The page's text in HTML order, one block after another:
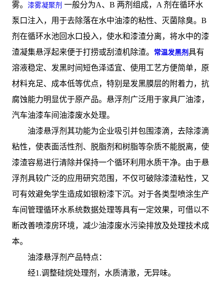
雾。 漆雾凝聚剂 一般分为A、B 两剂组成，A 剂在循环水
泵口注入，用于去除落在水中油漆的粘性、灭菌除臭。B
剂在循环水池回水口投入，使水和漆渣分离，将水中的漆
渣凝集悬浮起来便于打捞或刮渣机除渣。
常温发黑剂 具有
溶液稳定、发黑时间短色泽适宜、使用工艺方便简单，原
材料充足、成本低等优点，特别是发黑膜层的附着力，抗
腐蚀能力明显优于原产品。悬浮剂广泛用于家具厂油漆，
汽车油漆车间油漆废水处理。
油漆悬浮剂其功能为企业吸引并包围漆滴，去除漆滴
粘性，使表面活性剂、脱脂剂和树脂等杂质不能脱离，使
漆渣容易进行清除并保持一个循环利用水质干净。由于悬
浮剂具较广泛的应用研究范围，不仅可破除漆渣粘性，又
可有效避免学生造成如银粉漆下沉。对于各类型喷涂生产
车间管理循环水系统数据处理等具有一定效果，可借以不
断改善喷漆房环境，减少油漆废水污染排放及处理技术成
本。
油漆悬浮剂产品特点：
经1.调整硅烷处理剂，水质清澈，无异味。